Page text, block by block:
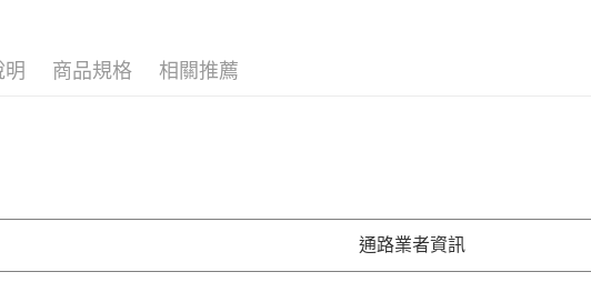
明 商品規格 相關推薦
通路業者資訊